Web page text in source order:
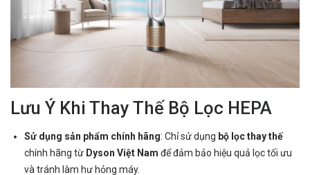
Lưu Ý Khi Thay Thế Bộ Lọc HEPA
Sử dụng sản phẩm chính hãng: Chỉ sử dụng bộ lọc thay thế
chính hãng từ Dyson Việt Nam để đảm bảo hiệu quả lọc tối ưu
và tránh làm hư hỏng máy.